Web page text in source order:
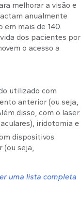
melhorar a visão e
anualmente
em mais de 140
dos pacientes por
o acesso a
utilizado com
anterior (ou seja,
disso, com o laser
iridotomia e
dispositivos
(ou seja,
uma lista completa